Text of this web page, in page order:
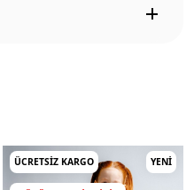
ÜCRETSIZ KARGO YENI